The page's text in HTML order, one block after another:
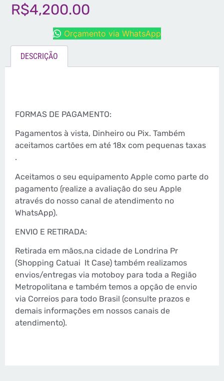
R$4,200.00
Orçamento via WhatsApp
DESCRIÇÃO
FORMAS DE PAGAMENTO:
Pagamentos à vista, Dinheiro ou Pix. Também
aceitamos cartões em até 18x com pequenas taxas
.
Aceitamos o seu equipamento Apple como parte do
pagamento (realize a avaliação do seu Apple
através do nosso canal de atendimento no
WhatsApp).
ENVIO E RETIRADA:
Retirada em mãos,na cidade de Londrina Pr
(Shopping Catuai It Case) também realizamos
envios/entregas via motoboy para toda a Região
Metropolitana e também temos a opção de envio
via Correios para todo Brasil (consulte prazos e
demais informações em nossos canais de
atendimento).